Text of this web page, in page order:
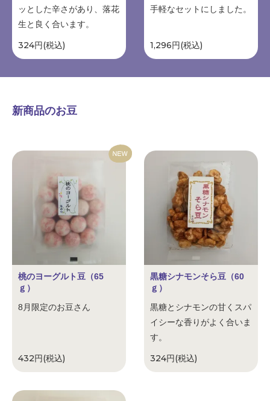
ッとした辛さがあり、落花
生と良く合います。
324円(税込)
手軽なセットにしました。
1,296円(税込)
新商品のお豆
桃のヨーグルト豆（65
ｇ）
8月限定のお豆さん
432円(税込)
黒糖シナモンそら豆（60
ｇ）
黒糖とシナモンの甘くスパ
イシーな香りがよく合いま
す。
324円(税込)